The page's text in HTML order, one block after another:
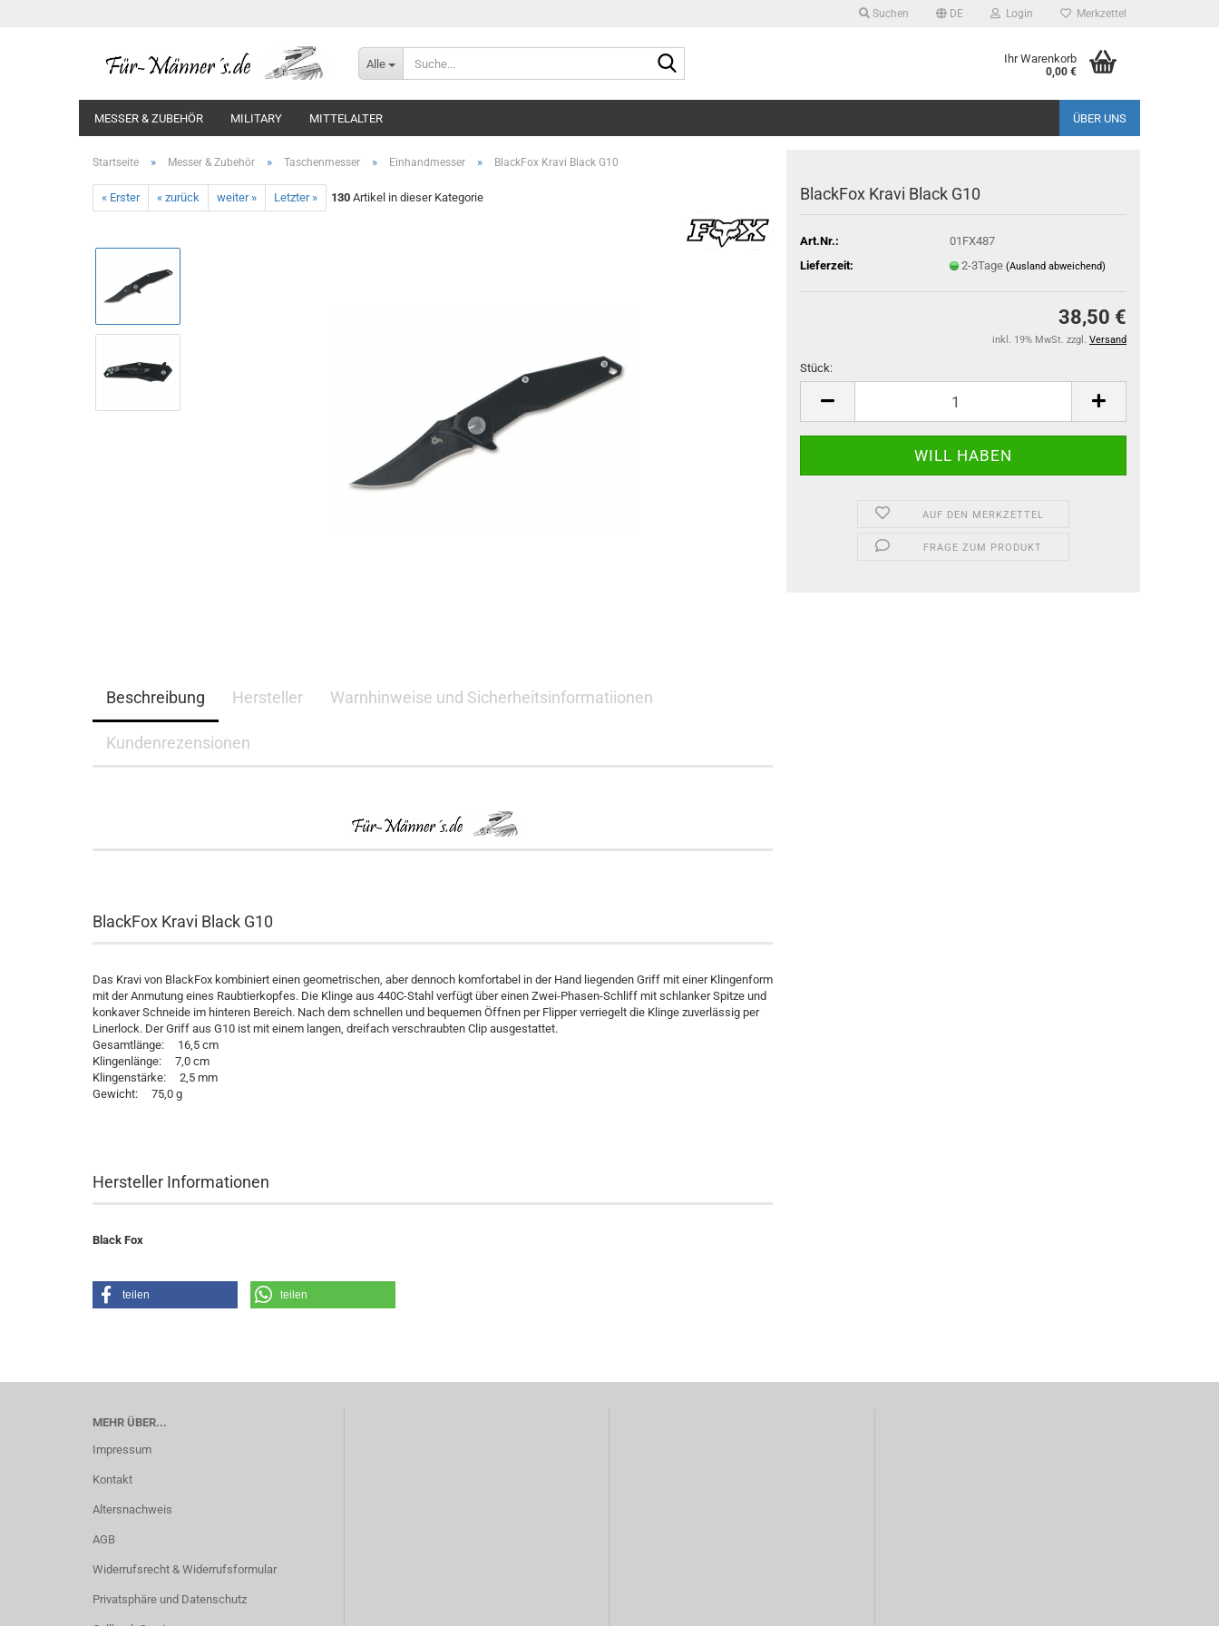
Suchen DE Login Merkzettel
Alle Ihr Warenkorb
0,00 €
MESSER & ZUBEHÖR MILITARY MITTELALTER ÜBER UNS
Startseite » Messer & Zubehör » Taschenmesser » Einhandmesser » BlackFox Kravi Black G10
« Erster « zurück weiter » Letzter » 130 Artikel in dieser Kategorie BlackFox Kravi Black G10
Art.Nr.:
01FX487
Lieferzeit:
2-3Tage (Ausland abweichend)
38,50 €
inkl. 19% MwSt. zzgl. Versand
Stück:
Stück
AUF DEN MERKZETTEL
FRAGE ZUM PRODUKT
Beschreibung Hersteller Warnhinweise und Sicherheitsinformatiionen
Kundenrezensionen
BlackFox Kravi Black G10
Das Kravi von BlackFox kombiniert einen geometrischen, aber dennoch komfortabel in der Hand liegenden Griff mit einer Klingenform
mit der Anmutung eines Raubtierkopfes. Die Klinge aus 440C-Stahl verfügt über einen Zwei-Phasen-Schliff mit schlanker Spitze und
konkaver Schneide im hinteren Bereich. Nach dem schnellen und bequemen Öffnen per Flipper verriegelt die Klinge zuverlässig per
Linerlock. Der Griff aus G10 ist mit einem langen, dreifach verschraubten Clip ausgestattet.
Gesamtlänge: 16,5 cm
Klingenlänge: 7,0 cm
Klingenstärke: 2,5 mm
Gewicht: 75,0 g
Hersteller Informationen
Black Fox
teilen teilen
MEHR ÜBER...
Impressum
Kontakt
Altersnachweis
AGB
Widerrufsrecht & Widerrufsformular
Privatsphäre und Datenschutz